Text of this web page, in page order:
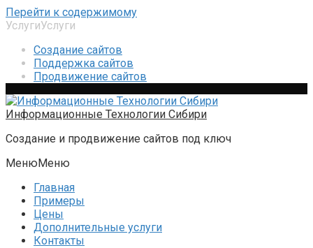
Перейти к содержимому
УслугиУслуги
Создание сайтов
Поддержка сайтов
Продвижение сайтов
Информационные Технологии Сибири
Создание и продвижение сайтов под ключ
МенюМеню
Главная
Примеры
Цены
Дополнительные услуги
Контакты